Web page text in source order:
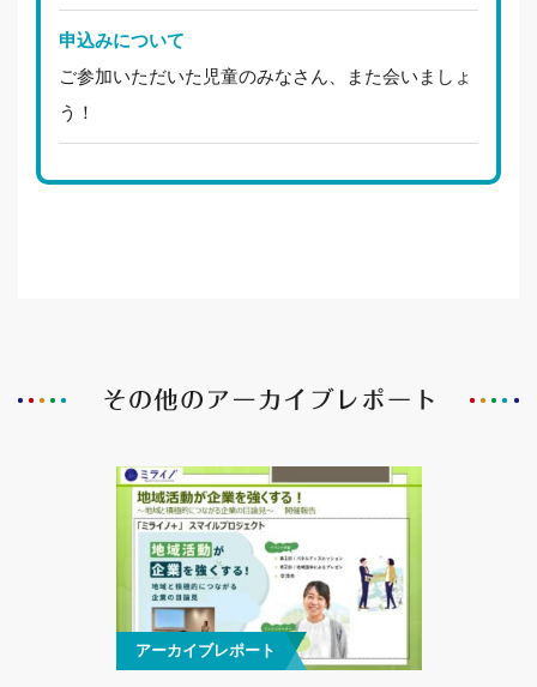
申込みについて
ご参加いただいた児童のみなさん、また会いましょ
う！
アーカイブレポート